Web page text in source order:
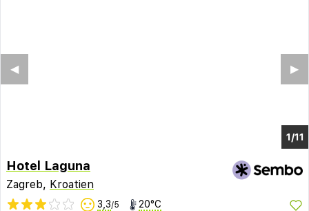
1/7
▶︎
◀︎
Hotel Laguna
Zagreb, Kroatien
3,3/5 20°C